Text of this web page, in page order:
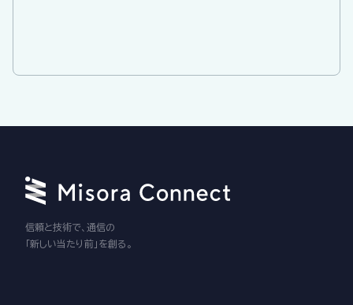
信頼と技術で、通信の
「新しい当たり前」を創る。